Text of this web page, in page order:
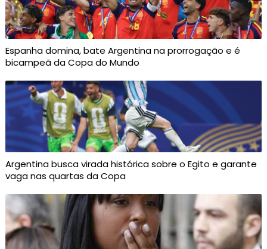
Espanha domina, bate Argentina na prorrogação e é
bicampeã da Copa do Mundo
Argentina busca virada histórica sobre o Egito e garante
vaga nas quartas da Copa